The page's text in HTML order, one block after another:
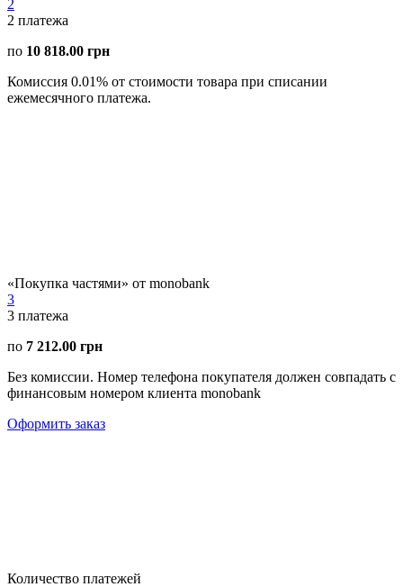
2
2 платежа
по 10 818.00 грн
Комиссия 0.01% от стоимости товара при списании
ежемесячного платежа.
«Покупка частями» от monobank
3
3 платежа
по 7 212.00 грн
Без комиссии. Номер телефона покупателя должен совпадать с
финансовым номером клиента monobank
Оформить заказ
Количество платежей